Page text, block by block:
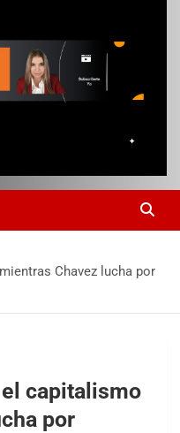
Chavez lucha por
el capitalismo
por